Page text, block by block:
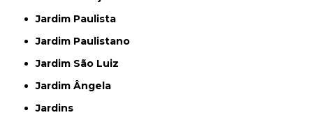
Jardim Paulista
Jardim Paulistano
Jardim São Luiz
Jardim Ângela
Jardins